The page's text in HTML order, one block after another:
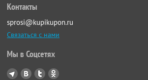
Контакты
sprosi@kupikupon.ru
Связаться с нами
Мы в Соцсетях